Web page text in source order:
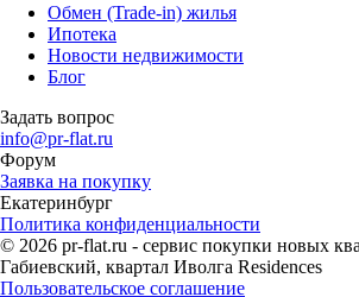
Обмен (Trade-in) жилья
Ипотека
Новости недвижимости
Блог
Задать вопрос
info@pr-flat.ru
Форум
Заявка на покупку
Екатеринбург
Политика конфиденциальности
© 2026 pr-flat.ru - сервис покупки новых
Габиевский, квартал Иволга Residences
Пользовательское соглашение